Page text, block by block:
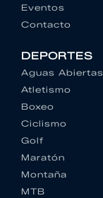
Eventos
Contacto
DEPORTES
Aguas Abiertas
Atletismo
Boxeo
Ciclismo
Golf
Maratón
Montaña
MTB